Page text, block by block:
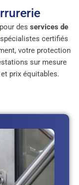
pour des services de
certifiés
votre protection
sur mesure
prix équitables.